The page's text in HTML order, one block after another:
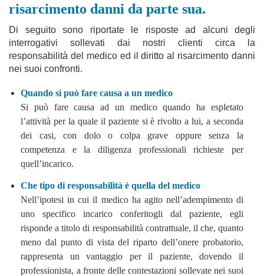
risarcimento danni da parte sua.
Di seguito sono riportate le risposte ad alcuni degli
interrogativi sollevati dai nostri clienti circa la
responsabilità del medico ed il diritto al risarcimento danni
nei suoi confronti.
Quando si può fare causa a un medico
Si può fare causa ad un medico quando ha espletato
l’attività per la quale il paziente si è rivolto a lui, a seconda
dei casi, con dolo o colpa grave oppure senza la
competenza e la diligenza professionali richieste per
quell’incarico.
Che tipo di responsabilità è quella del medico
Nell’ipotesi in cui il medico ha agito nell’adempimento di
uno specifico incarico conferitogli dal paziente, egli
risponde a titolo di responsabilità contrattuale, il che, quanto
meno dal punto di vista del riparto dell’onere probatorio,
rappresenta un vantaggio per il paziente, dovendo il
professionista, a fronte delle contestazioni sollevate nei suoi